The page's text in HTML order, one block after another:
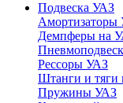
Подвеска УАЗ
Амортизаторы
Демпферы на
Рессоры УАЗ
Штанги и тяги
Пружины УАЗ